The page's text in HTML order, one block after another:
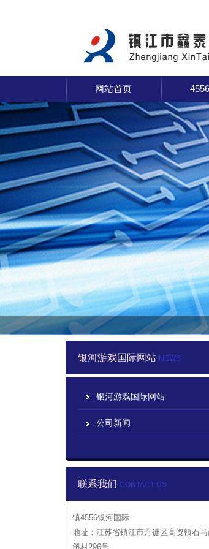
网站首页
银河游戏国际网站 NEWS
银河游戏国际网站
公司新闻
联系我们 CONTACT US
镇4556银河国际
地址：江苏省镇江市丹徒区高资镇石
斛村296号